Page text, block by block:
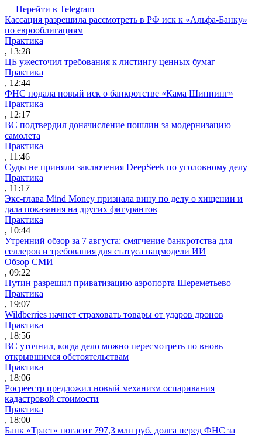
Перейти в Telegram
Кассация разрешила рассмотреть в РФ иск к «Альфа-Банку»
по еврооблигациям
Практика
, 13:28
ЦБ ужесточил требования к листингу ценных бумаг
Практика
, 12:44
ФНС подала новый иск о банкротстве «Кама Шиппинг»
Практика
, 12:17
ВС подтвердил доначисление пошлин за модернизацию
самолета
Практика
, 11:46
Суды не приняли заключения DeepSeek по уголовному делу
Практика
, 11:17
Экс-глава Mind Money признала вину по делу о хищении и
дала показания на других фигурантов
Практика
, 10:44
Утренний обзор за 7 августа: смягчение банкротства для
селлеров и требования для статуса нацмодели ИИ
Обзор СМИ
, 09:22
Путин разрешил приватизацию аэропорта Шереметьево
Практика
, 19:07
Wildberries начнет страховать товары от ударов дронов
Практика
, 18:56
ВС уточнил, когда дело можно пересмотреть по вновь
открывшимся обстоятельствам
Практика
, 18:06
Росреестр предложил новый механизм оспаривания
кадастровой стоимости
Практика
, 18:00
Банк «Траст» погасит 797,3 млн руб. долга перед ФНС за